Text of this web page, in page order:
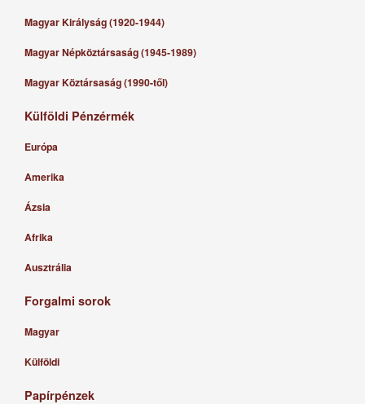
Magyar Királyság (1920-1944)
Magyar Népköztársaság (1945-1989)
Magyar Köztársaság (1990-től)
Külföldi Pénzérmék
Európa
Amerika
Ázsia
Afrika
Ausztrália
Forgalmi sorok
Magyar
Külföldi
Papírpénzek